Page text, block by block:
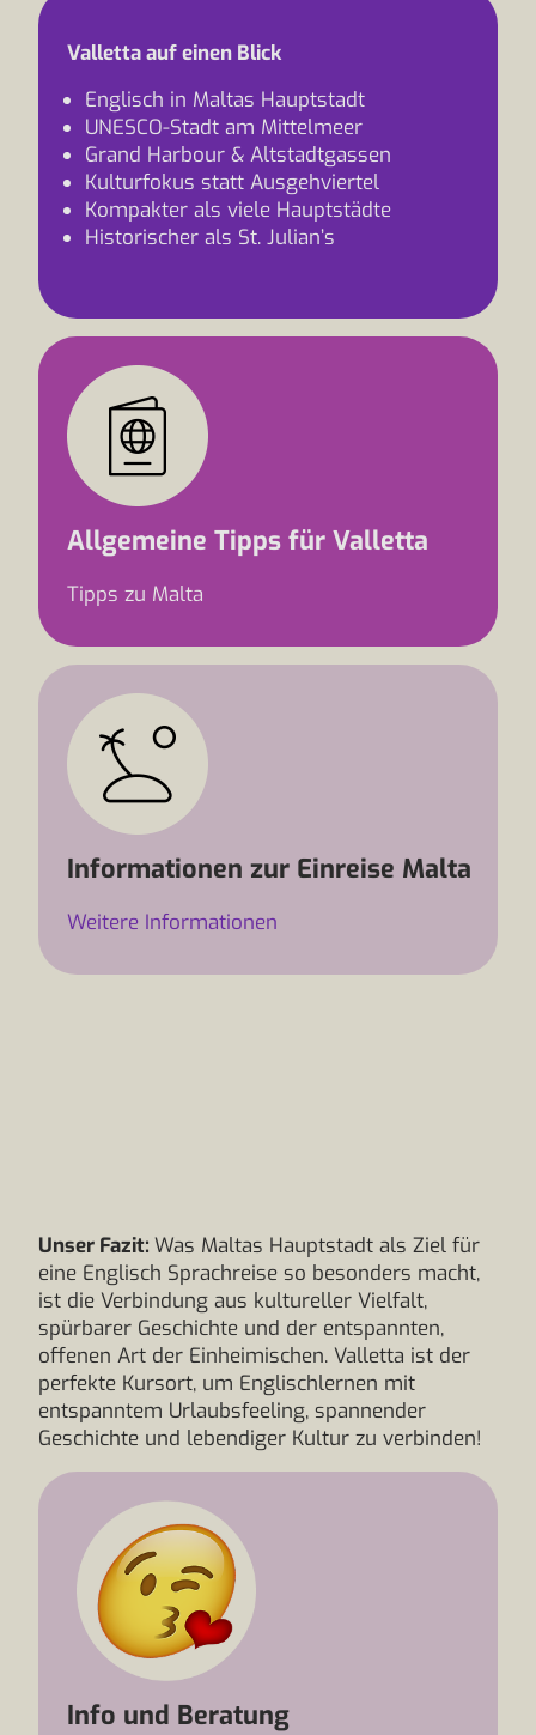
Valletta auf einen Blick
Englisch in Maltas Hauptstadt
UNESCO-Stadt am Mittelmeer
Grand Harbour & Altstadtgassen
Kulturfokus statt Ausgehviertel
Kompakter als viele Hauptstädte
Historischer als St. Julian’s
Allgemeine Tipps für Valletta
Tipps zu Malta
Informationen zur Einreise Malta
Weitere Informationen
Unser Fazit: Was Maltas Hauptstadt als Ziel für
eine Englisch Sprachreise so besonders macht,
ist die Verbindung aus kultureller Vielfalt,
spürbarer Geschichte und der entspannten,
offenen Art der Einheimischen. Valletta ist der
perfekte Kursort, um Englischlernen mit
entspanntem Urlaubsfeeling, spannender
Geschichte und lebendiger Kultur zu verbinden!
Info und Beratung